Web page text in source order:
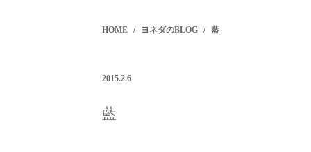
HOME ヨネダのBLOG 藍
2015.2.6
藍